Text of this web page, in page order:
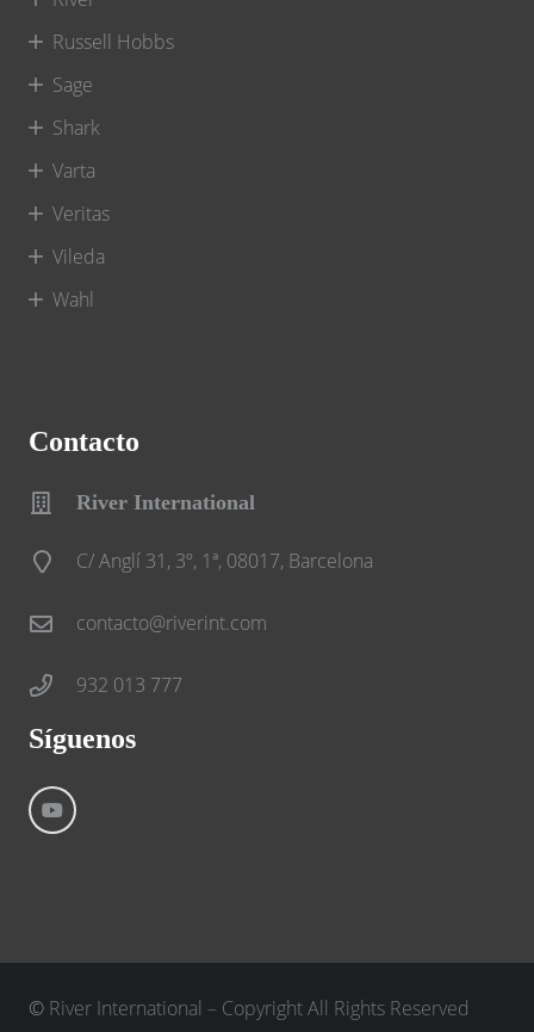
Russell Hobbs
Sage
Shark
Varta
Veritas
Vileda
Wahl
Contacto
River International
C/ Anglí 31, 3º, 1ª, 08017, Barcelona
contacto@riverint.com
932 013 777
Síguenos
© River International – Copyright All Rights Reserved